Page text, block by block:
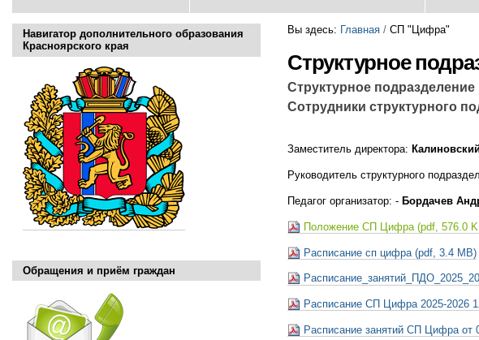
Вы здесь: Главная /СП "Цифра"
Структурное
Структурное
Сотрудники структурного
Заместитель директора:
Руководитель структурного
Педагог организатор: - Бордачев
Положение СП Цифра
Расписание сп цифра
Расписание СП Цифра 2025-2026
Расписание занятий СП Цифра от
Навигатор дополнительного образования
Красноярского края
Обращения и приём граждан